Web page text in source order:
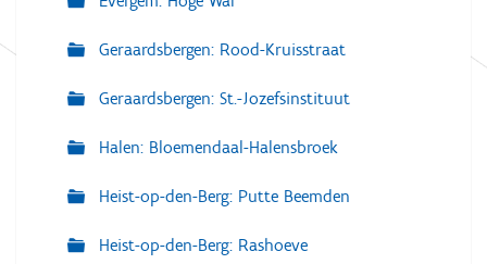
Geraardsbergen: Rood-Kruisstraat
Geraardsbergen: St.-Jozefsinstituut
Halen: Bloemendaal-Halensbroek
Heist-op-den-Berg: Putte Beemden
Heist-op-den-Berg: Rashoeve